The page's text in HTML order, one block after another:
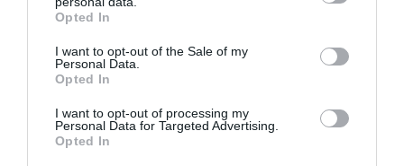
grant or deny consent to Google and its third-party tags to
use your data for below specified purposes in below Google
consent section.
Opted In
I want to opt-out of the Sale of my
Personal Data.
Opted In
I want to opt-out of processing my
Personal Data for Targeted Advertising.
Opted In